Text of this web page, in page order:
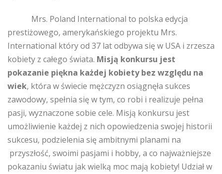
Mrs. Poland International to polska edycja
prestiżowego, amerykańskiego projektu Mrs.
International który od 37 lat odbywa się w USA i zrzesza
kobiety z całego świata. Misją konkursu jest
pokazanie piękna każdej kobiety bez względu na
wiek, która w świecie mężczyzn osiągnęła sukces
zawodowy, spełnia się w tym, co robi i realizuje pełna
pasji, wyznaczone sobie cele. Misją konkursu jest
umożliwienie każdej z nich opowiedzenia swojej historii
sukcesu, podzielenia się ambitnymi planami na
przyszłość, swoimi pasjami i hobby, a co najważniejsze
pokazaniu światu jak wielką moc mają kobiety! Udział w